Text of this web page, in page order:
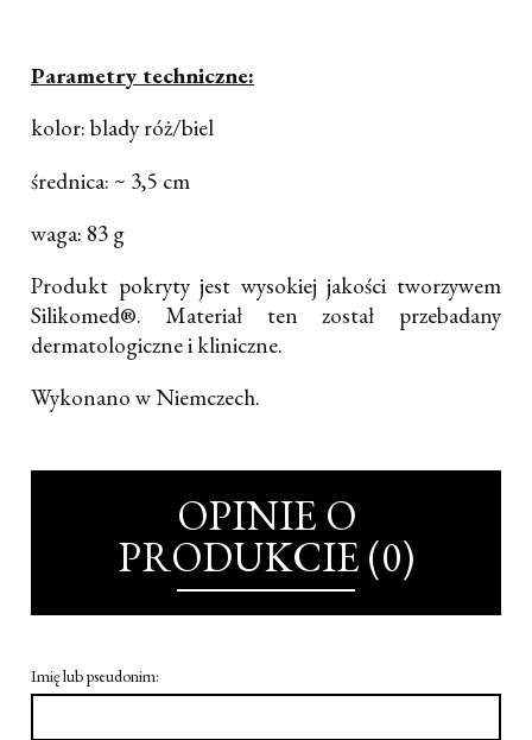
Parametry techniczne:
kolor: blady róż/biel
średnica: ~ 3,5 cm
waga: 83 g
Produkt pokryty jest wysokiej jakości tworzywem
Silikomed®. Materiał ten został przebadany
dermatologiczne i kliniczne.
Wykonano w Niemczech.
OPINIE O
PRODUKCIE (0)
Imię lub pseudonim: